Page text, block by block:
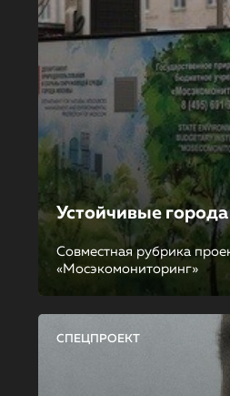
Устойчивые города
Совместная рубрика
«Мосэкомониторинг»
СПЕЦПРОЕКТ